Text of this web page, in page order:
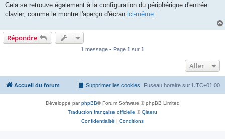
g
Cela se retrouve également à la configuration du périphérique d'entrée
clavier, comme le montre l'aperçu d'écran ici-même.
Répondre
1 message • Page 1 sur 1
Aller
Accueil du forum Fuseau horaire sur UTC+01:00
Supprimer les cookies
Développé parphpBB® Forum Software © phpBB Limited
Traduction française officielle ©Qiaeru
Confidentialité | Conditions